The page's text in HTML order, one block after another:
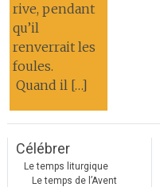
rive, pendant
qu’il
renverrait les
foules.
Quand il […]
Célébrer
Le temps liturgique
Le temps de l’Avent